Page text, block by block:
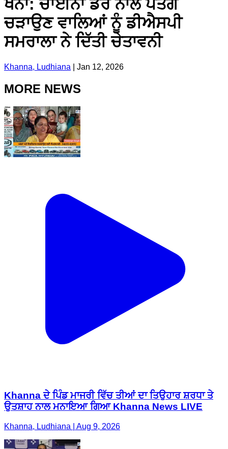
ਖੰਨਾ: ਚਾਈਨਾ ਡੋਰ ਨਾਲ ਪਤੰਗ
ਚੜਾਉਣ ਵਾਲਿਆਂ ਨੂੰ ਡੀਐਸਪੀ
ਸਮਰਾਲਾ ਨੇ ਦਿੱਤੀ ਚੇਤਾਵਨੀ
Khanna, Ludhiana Jan 12, 2026
MORE NEWS
Khanna ਦੇ ਪਿੰਡ ਮਾਜਰੀ ਵਿੱਚ ਤੀਆਂ ਦਾ ਤਿਉਹਾਰ ਸ਼ਰਧਾ ਤੇ
ਉਤਸ਼ਾਹ ਨਾਲ ਮਨਾਇਆ ਗਿਆ Khanna News LIVE
Khanna, Ludhiana | Aug 9, 2026